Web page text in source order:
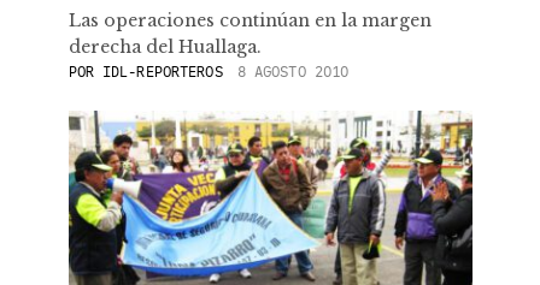
Las operaciones continúan en la margen
derecha del Huallaga.
POR IDL-REPORTEROS 8 AGOSTO 2010